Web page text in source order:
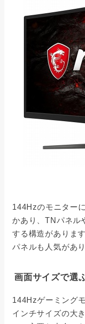
144Hzのモニター
かあり、TNパネル
する構造がありま
パネルも人気があり
画面サイズで選
144Hzゲーミング
インチサイズの大